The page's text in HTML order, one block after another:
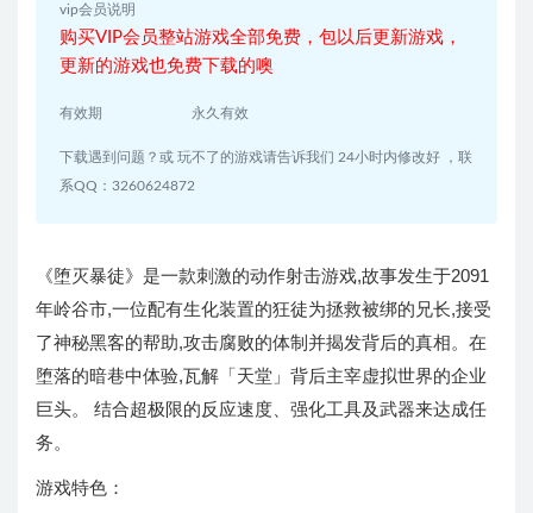
vip会员说明
购买VIP会员整站游戏全部免费，包以后更新游戏，
更新的游戏也免费下载的噢
有效期 永久有效
下载遇到问题？或 玩不了的游戏请告诉我们 24小时内修改好 ，联
系QQ：3260624872
《堕灭暴徒》是一款刺激的动作射击游戏,故事发生于2091
年岭谷市,一位配有生化装置的狂徒为拯救被绑的兄长,接受
了神秘黑客的帮助,攻击腐败的体制并揭发背后的真相。在
堕落的暗巷中体验,瓦解「天堂」背后主宰虚拟世界的企业
巨头。 结合超极限的反应速度、强化工具及武器来达成任
务。
游戏特色：